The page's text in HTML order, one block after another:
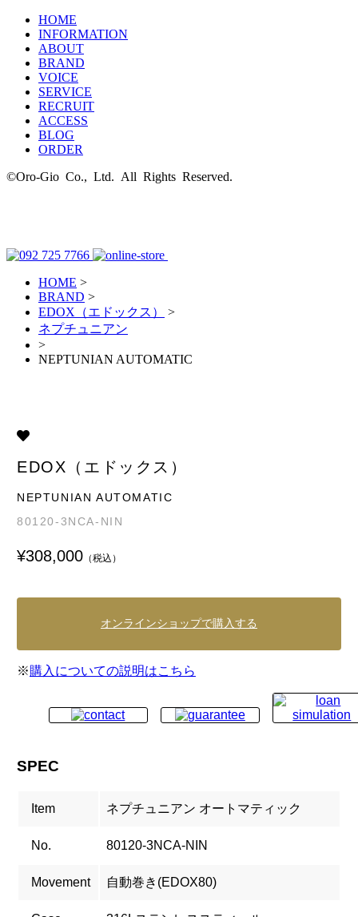
HOME
INFORMATION
ABOUT
BRAND
VOICE
SERVICE
RECRUIT
ACCESS
BLOG
ORDER
©Oro-Gio Co., Ltd. All Rights Reserved.
HOME >
BRAND >
EDOX（エドックス）
>
ネプチュニアン
>
NEPTUNIAN AUTOMATIC
EDOX（エドックス）
NEPTUNIAN AUTOMATIC
80120-3NCA-NIN
¥308,000（税込）
オンラインショップで購入する
※購入についての説明はこちら
SPEC
Item ネプチュニアン オートマティック
No. 80120-3NCA-NIN
Movement 自動巻き(EDOX80)